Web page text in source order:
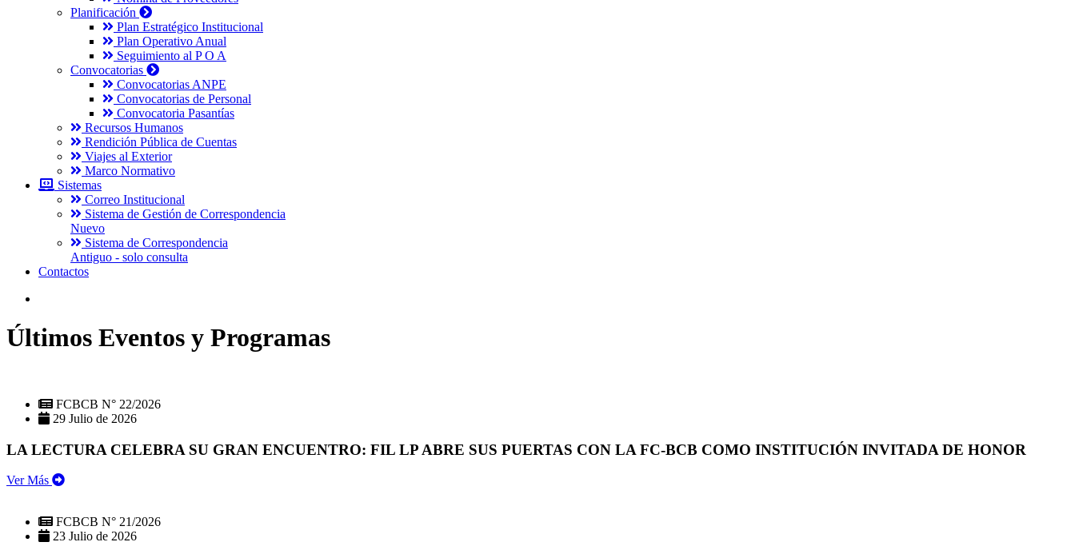
Planificación
Plan Estratégico Institucional
Plan Operativo Anual
Seguimiento al P O A
Convocatorias
Convocatorias ANPE
Convocatorias de Personal
Convocatoria Pasantías
Recursos Humanos
Rendición Pública de Cuentas
Viajes al Exterior
Marco Normativo
Sistemas
Correo Institucional
Sistema de Gestión de Correspondencia
Nuevo
Sistema de Correspondencia
Antiguo - solo consulta
Contactos
Últimos Eventos y Programas
FCBCB N° 22/2026
29 Julio de 2026
LA LECTURA CELEBRA SU GRAN ENCUENTRO: FIL LP ABRE SUS PUERTAS CON LA FC-BCB COMO INSTITUCIÓN INVITADA DE HONOR
Ver Más
FCBCB N° 21/2026
23 Julio de 2026